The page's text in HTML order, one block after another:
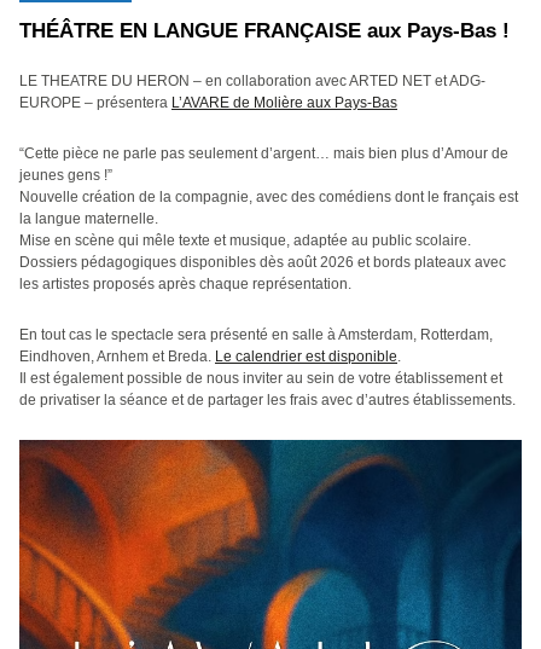
THÉÂTRE EN LANGUE FRANÇAISE aux Pays-Bas !
LE THEATRE DU HERON – en collaboration avec ARTED NET et ADG-
EUROPE – présentera L’AVARE de Molière aux Pays-Bas
“Cette pièce ne parle pas seulement d’argent… mais bien plus d’Amour de
jeunes gens !”
Nouvelle création de la compagnie, avec des comédiens dont le français est
la langue maternelle.
Mise en scène qui mêle texte et musique, adaptée au public scolaire.
Dossiers pédagogiques disponibles dès août 2026 et bords plateaux avec
les artistes proposés après chaque représentation.
En tout cas le spectacle sera présenté en salle à Amsterdam, Rotterdam,
Eindhoven, Arnhem et Breda. Le calendrier est disponible.
Il est également possible de nous inviter au sein de votre établissement et
de privatiser la séance et de partager les frais avec d’autres établissements.